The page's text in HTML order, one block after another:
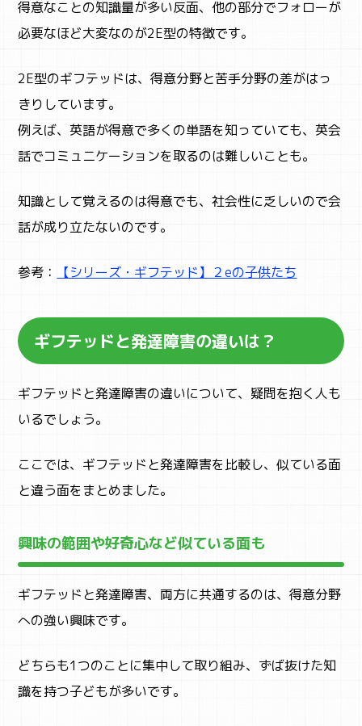
得意なことの知識量が多い反面、他の部分でフォローが
必要なほど大変なのが2E型の特徴です。
2E型のギフテッドは、得意分野と苦手分野の差がはっ
きりしています。
例えば、英語が得意で多くの単語を知っていても、英会
話でコミュニケーションを取るのは難しいことも。
知識として覚えるのは得意でも、社会性に乏しいので会
話が成り立たないのです。
参考： 【シリーズ・ギフテッド】２eの子供たち
ギフテッドと発達障害の違いは？
ギフテッドと発達障害の違いについて、疑問を抱く人も
いるでしょう。
ここでは、ギフテッドと発達障害を比較し、似ている面
と違う面をまとめました。
興味の範囲や好奇心など似ている面も
ギフテッドと発達障害、両方に共通するのは、得意分野
への強い興味です。
どちらも1つのことに集中して取り組み、ずば抜けた知
識を持つ子どもが多いです。